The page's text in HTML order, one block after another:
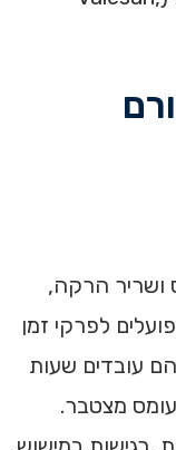
ושריר הרקה,
לפרקי זמן
עובדים שעות
עומס מצטבר.